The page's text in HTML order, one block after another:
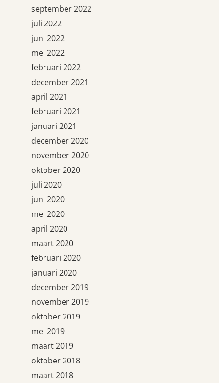
september 2022
juli 2022
juni 2022
mei 2022
februari 2022
december 2021
april 2021
februari 2021
januari 2021
december 2020
november 2020
oktober 2020
juli 2020
juni 2020
mei 2020
april 2020
maart 2020
februari 2020
januari 2020
december 2019
november 2019
oktober 2019
mei 2019
maart 2019
oktober 2018
maart 2018